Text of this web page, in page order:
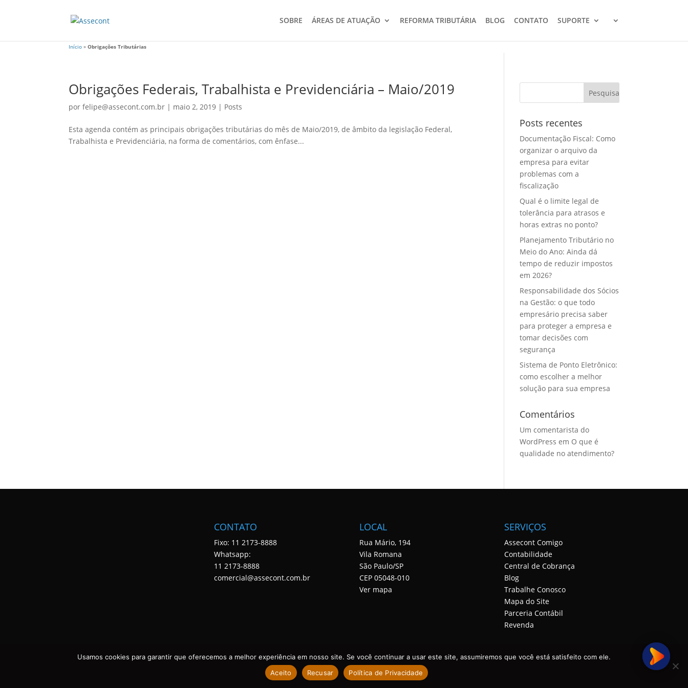
SOBRE ÁREAS DE ATUAÇÃO REFORMA TRIBUTÁRIA BLOG CONTATO SUPORTE
Início »Obrigações Tributárias
Obrigações Federais, Trabalhista e Previdenciária – Maio/2019
porfelipe@assecont.com.br | maio 2, 2019 | Posts
Esta agenda contém as principais obrigações tributárias do mês de Maio/2019, de âmbito da legislação Federal,
Trabalhista e Previdenciária, na forma de comentários, com ênfase...
Posts recentes
Documentação Fiscal: Como
organizar o arquivo da
empresa para evitar
problemas com a
fiscalização
Qual é o limite legal de
tolerância para atrasos e
horas extras no ponto?
Planejamento Tributário no
Meio do Ano: Ainda dá
tempo de reduzir impostos
em 2026?
Responsabilidade dos Sócios
na Gestão: o que todo
empresário precisa saber
para proteger a empresa e
tomar decisões com
segurança
Sistema de Ponto Eletrônico:
como escolher a melhor
solução para sua empresa
Comentários
Um comentarista do
WordPress em O que é
qualidade no atendimento?
CONTATO
Fixo: 11 2173-8888
Whatsapp:
11 2173-8888
comercial@assecont.com.br
LOCAL
Rua Mário, 194
Vila Romana
São Paulo/SP
CEP 05048-010
Ver mapa
SERVIÇOS
Assecont Comigo
Contabilidade
Central de Cobrança
Blog
Trabalhe Conosco
Mapa do Site
Parceria Contábil
Revenda
ASSECONT CONTABILIDADE E TECNOLOGIA • TODOS OS DIREITOS RESERVADOS. DESENVOLVIDO POR ASSECONT.
Usamos cookies para garantir que oferecemos a melhor experiência em nosso site. Se você continuar a usar este site, assumiremos que você está satisfeito com ele.
Aceito
Recusar Política de Privacidade